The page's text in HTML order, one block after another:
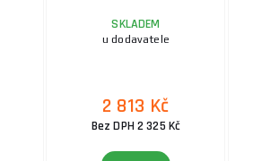
SKLADEM
u dodavatele
2 813 Kč
Bez DPH 2 325 Kč